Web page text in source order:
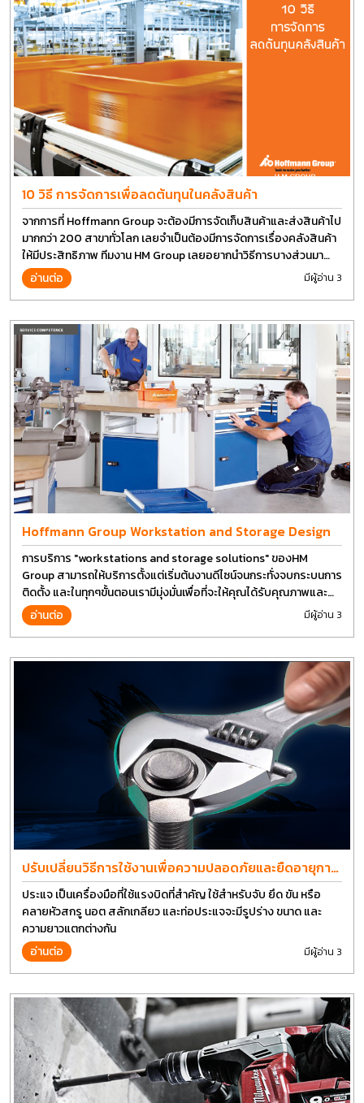
10 วิธี การจัดการเพื่อลดต้นทุนในคลังสินค้า
จากการที่ Hoffmann Group จะต้องมีการจัดเก็บสินค้าและส่งสินค้าไป
มากกว่า 200 สาขาทั่วโลก เลยจำเป็นต้องมีการจัดการเรื่องคลังสินค้า
ให้มีประสิทธิภาพ ทีมงาน HM Group เลยอยากนำวิธีการบางส่วนมา
แบ่งปันกัน
อ่านต่อ มีผู้อ่าน 3
Hoffmann Group Workstation and Storage Design
การบริการ "workstations and storage solutions" ของHM
Group สามารถให้บริการตั้งแต่เริ่มต้นงานดีไซน์จนกระทั่งจบกระบนการ
ติดตั้ง และในทุกๆขั้นตอนเรามีมุ่งมั่นเพื่อที่จะให้คุณได้รับคุณภาพและ
การที่งานที่ดีที่สุด บนต้นทุนที่ดีที่สุดเช่นกัน
อ่านต่อ มีผู้อ่าน 3
ปรับเปลี่ยนวิธีการใช้งานเพื่อความปลอดภัยและยืดอายุการ
ใช้งานประแจได้อีกนาน
ประแจ เป็นเครื่องมือที่ใช้แรงบิดที่สำคัญ ใช้สำหรับจับ ยึด ขัน หรือ
คลายหัวสกรู นอต สลักเกลียว และท่อประแจจะมีรูปร่าง ขนาด และ
ความยาวแตกต่างกัน
อ่านต่อ
มีผู้อ่าน 3